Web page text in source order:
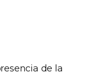
de la